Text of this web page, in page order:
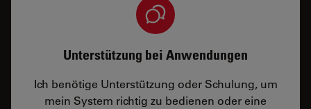
Unterstützung bei Anwendungen
Ich benötige Unterstützung oder Schulung, um
mein System richtig zu bedienen oder eine